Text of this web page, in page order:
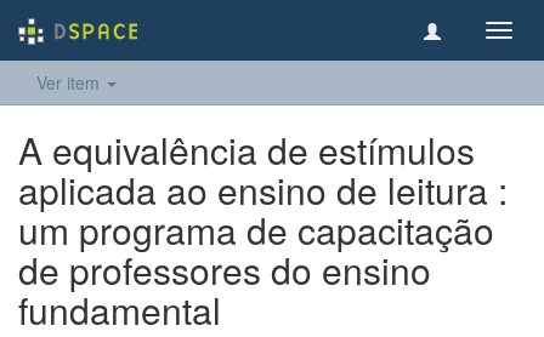
Ver item
A equivalência de estímulos
aplicada ao ensino de leitura :
um programa de capacitação
de professores do ensino
fundamental